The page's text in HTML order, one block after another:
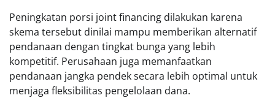
Peningkatan porsi joint financing dilakukan karena
skema tersebut dinilai mampu memberikan alternatif
pendanaan dengan tingkat bunga yang lebih
kompetitif. Perusahaan juga memanfaatkan
pendanaan jangka pendek secara lebih optimal untuk
menjaga fleksibilitas pengelolaan dana.